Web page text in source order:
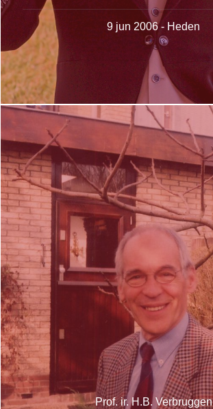
9 jun 2006 - Heden
Prof. ir. H.B. Verbruggen